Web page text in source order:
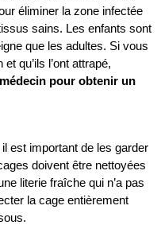
éliminer la zone infectée
sains. Les enfants sont
que les adultes. Si vous
pour obtenir un
est important de les garder
doivent être nettoyées
literie fraîche qui n’a pas
la cage entièrement